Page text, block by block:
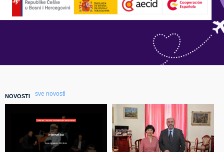
NOVOSTI sve novosti